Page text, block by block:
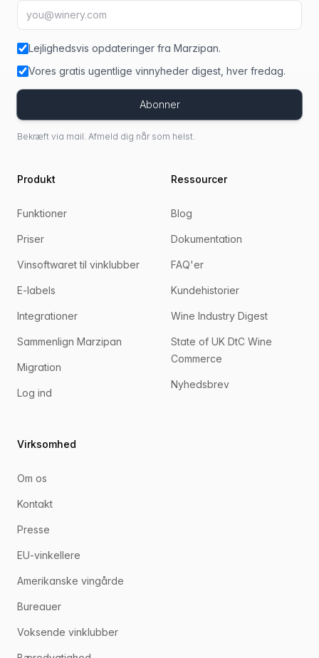
E-mailadresse
Lejlighedsvis opdateringer fra Marzipan.
Vores gratis ugentlige vinnyheder digest, hver fredag.
Abonner
Bekræft via mail. Afmeld dig når som helst.
Produkt
Funktioner
Priser
Vinsoftwaret til vinklubber
E-labels
Integrationer
Sammenlign Marzipan
Migration
Log ind
Ressourcer
Blog
Dokumentation
FAQ'er
Kundehistorier
Wine Industry Digest
State of UK DtC Wine
Commerce
Nyhedsbrev
Virksomhed
Om os
Kontakt
Presse
EU-vinkellere
Amerikanske vingårde
Bureauer
Voksende vinklubber